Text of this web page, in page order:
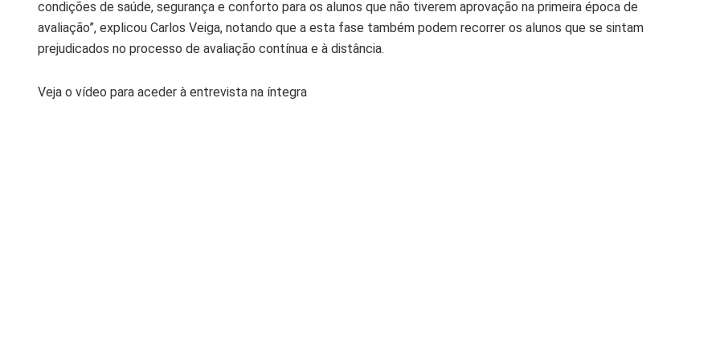
condições de saúde, segurança e conforto para os alunos que não tiverem aprovação na primeira época de
avaliação”, explicou Carlos Veiga, notando que a esta fase também podem recorrer os alunos que se sintam
prejudicados no processo de avaliação contínua e à distância.
Veja o vídeo para aceder à entrevista na íntegra